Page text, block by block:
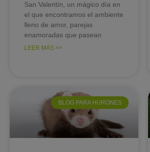
San Valentín, un mágico día en
el que encontramos el ambiente
lleno de amor, parejas
enamoradas que pasean
LEER MÁS >>
BLOG PARA HURONES